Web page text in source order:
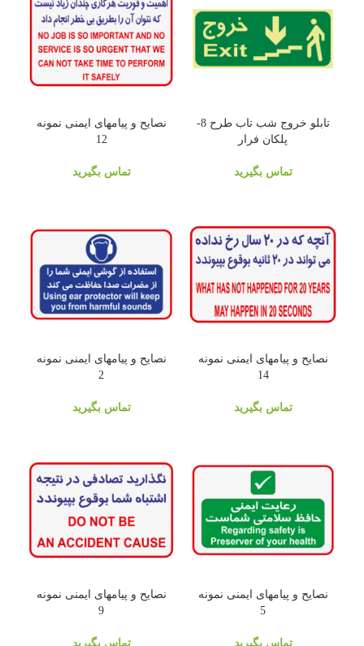
تابلو خروج شب تاب طرح 8-
پلکان فرار
تماس بگیرید
نصایح و پیامهای ایمنی نمونه
12
تماس بگیرید
نصایح و پیامهای ایمنی نمونه
14
تماس بگیرید
نصایح و پیامهای ایمنی نمونه
2
تماس بگیرید
نصایح و پیامهای ایمنی نمونه
5
تماس بگیرید
نصایح و پیامهای ایمنی نمونه
9
تماس بگیرید